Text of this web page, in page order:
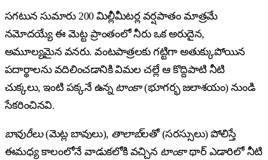
సగటున సుమారు 200 మిల్లీమీటర్ల వర్షపాతం మాత్రమే
నమోదయ్యే ఈ మెట్ట ప్రాంతంలో నీరు ఒక అరుదైన,
అమూల్యమైన వనరు. వంటపాత్రలకు గట్టిగా అతుక్కుపోయిన
పదార్థాలను వదిలించడానికి విమల చల్లే ఆ కొద్దిపాటి నీటి
చుక్కలు, ఇంటి పక్కనే ఉన్న టాంకా(భూగర్భ జలాశయం) నుండి
సేకరించినవి.
బావురీలు(మెట్ల బావులు), తాలాబ్‌లతో (సరస్సులు) పోలిస్తే
ఈమధ్య కాలంలోనే వాడుకలోకి వచ్చిన టాంకాథార్ ఎడారిలో నీటి